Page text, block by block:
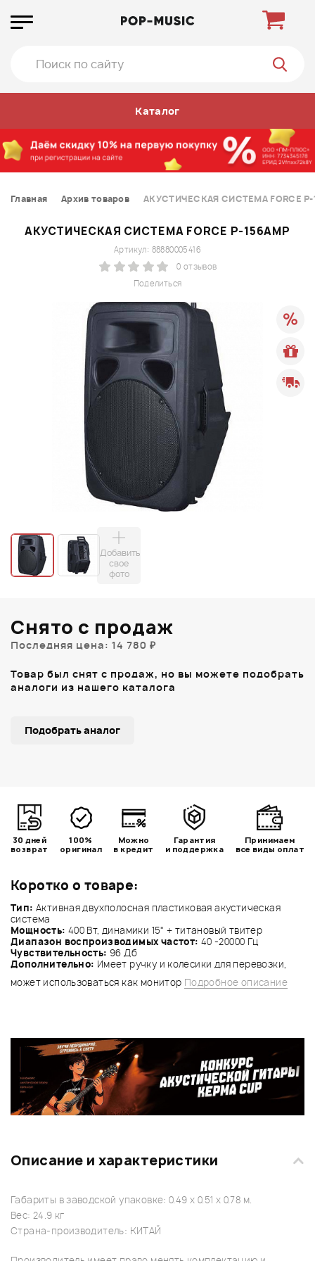
Каталог
Главная Архив товаров АКУСТИЧЕСКАЯ СИСТЕМА FORCE P-
АКУСТИЧЕСКАЯ СИСТЕМА FORCE P-156AMP
Поделиться
Артикул: 88880005416
0 отзывов
Добавить
свое
фото
Коротко о товаре:
Тип: Активная двухполосная пластиковая акустическая
система
Мощность: 400 Вт, динамики 15" + титановый твитер
Диапазон воспроизводимых частот: 40 -20000 Гц
Чувствительность: 96 Дб
Дополнительно: Имеет ручку и колесики для перевозки,
может использоваться как монитор Подробное описание
Снято с продаж
Последняя цена: 14 780 ₽
Товар был снят с продаж, но вы можете подобрать
аналоги из нашего каталога
Подобрать аналог
30 дней
возврат
100%
оригинал
Можно
в кредит
Гарантия
и поддержка
Принимаем
все виды оплат
Описание и характеристики
Габариты в заводской упаковке: 0.49 x 0.51 x 0.78 м.
Вес: 24.9 кг
Страна-производитель: КИТАЙ